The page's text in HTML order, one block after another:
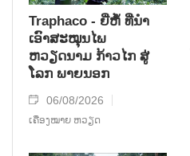
Traphaco - ຍີ່ຫໍ້ ທີ່ນຳ
ເອົາສະໝຸນໄພ
ຫວຽດນາມ ກ້າວໄກ ສູ່
ໂລກ ພາຍນອກ
06/08/2026
ເຄື່ອງໝາຍ ຫວຽດ